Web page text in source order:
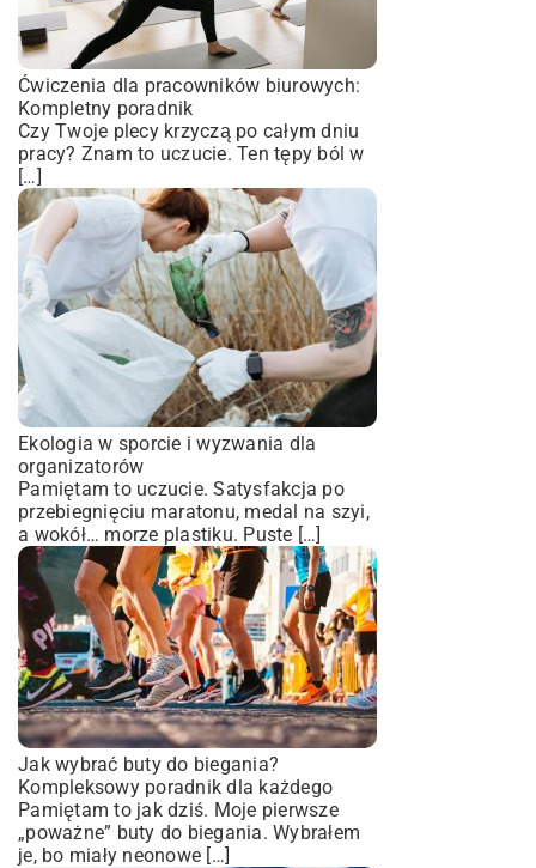
Ćwiczenia dla pracowników biurowych:
Kompletny poradnik
Czy Twoje plecy krzyczą po całym dniu
pracy? Znam to uczucie. Ten tępy ból w
[…]
Ekologia w sporcie i wyzwania dla
organizatorów
Pamiętam to uczucie. Satysfakcja po
przebiegnięciu maratonu, medal na szyi,
a wokół… morze plastiku. Puste […]
Jak wybrać buty do biegania?
Kompleksowy poradnik dla każdego
Pamiętam to jak dziś. Moje pierwsze
„poważne” buty do biegania. Wybrałem
je, bo miały neonowe […]